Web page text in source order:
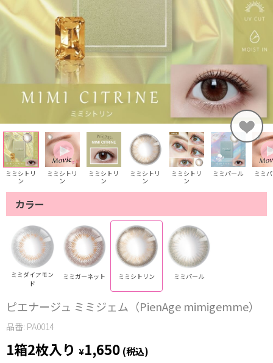
ミミシトリ
ン
ミミシトリ
ン
ミミシトリ
ン
ミミシトリ
ン
ミミシトリ
ン
ミミパール ミミ
カラー
ミミダイアモン
ド
ミミガーネット ミミシトリン ミミパール
ピエナージュ ミミジェム（PienAge mimigemme）
品番: PA0014
1箱2枚入り ¥1,650 (税込)